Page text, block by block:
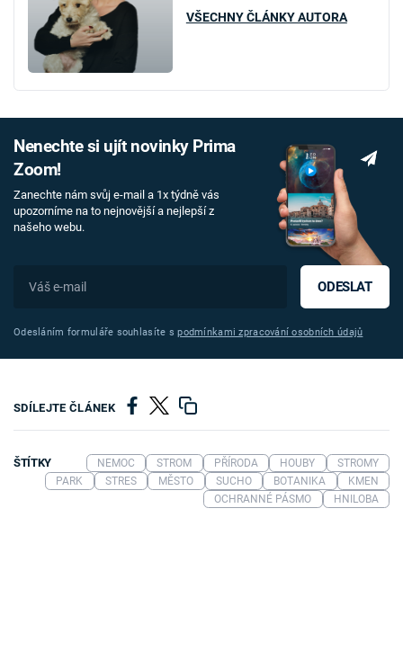
VŠECHNY ČLÁNKY AUTORA
Nenechte si ujít novinky Prima
Zoom!
Zanechte nám svůj e-mail a 1x týdně vás
upozorníme na to nejnovější a nejlepší z
našeho webu.
ODESLAT
Odesláním formuláře souhlasíte spodmínkami zpracování osobních údajů
SDÍLEJTE ČLÁNEK
ŠTÍTKY NEMOC STROM PŘÍRODA HOUBY
STROMY
PARK
STRES MĚSTO SUCHO BOTANIKA
KMEN
OCHRANNÉ PÁSMO
HNILOBA